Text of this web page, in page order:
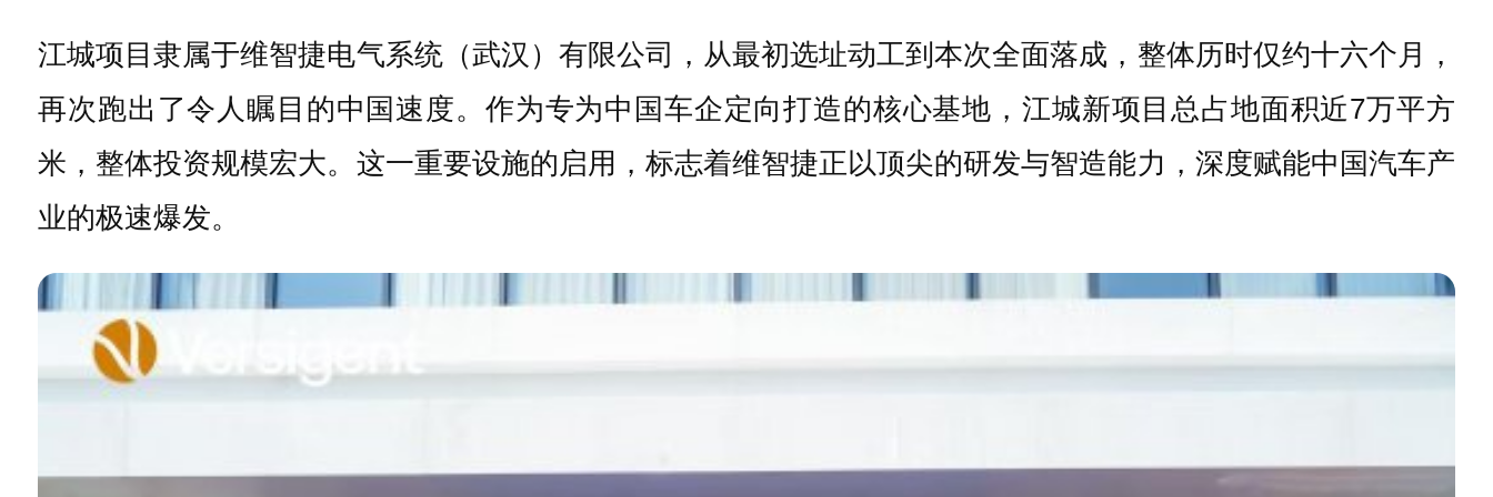
江城项目隶属于维智捷电气系统（武汉）有限公司，从最初选址动工到本次全面落成，整体历时仅约十六个月，
再次跑出了令人瞩目的中国速度。作为专为中国车企定向打造的核心基地，江城新项目总占地面积近7万平方
米，整体投资规模宏大。这一重要设施的启用，标志着维智捷正以顶尖的研发与智造能力，深度赋能中国汽车产
业的极速爆发。